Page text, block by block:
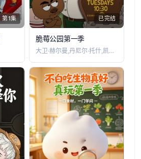
第1集 已完结
脆莓公园第一季
大卫·赫尔曼,丹尼尔·托什,凯特琳·奥尔